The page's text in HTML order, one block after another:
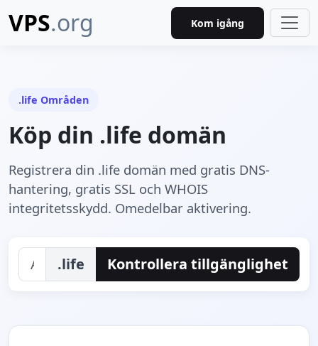
VPS.org Kom igång
.life Områden
Köp din .life domän
Registrera din .life domän med gratis DNS-
hantering, gratis SSL och WHOIS
integritetsskydd. Omedelbar aktivering.
.life Kontrollera tillgänglighet